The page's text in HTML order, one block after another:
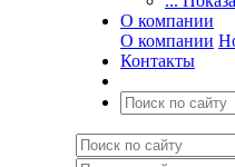
О компании
О компании
Контакты